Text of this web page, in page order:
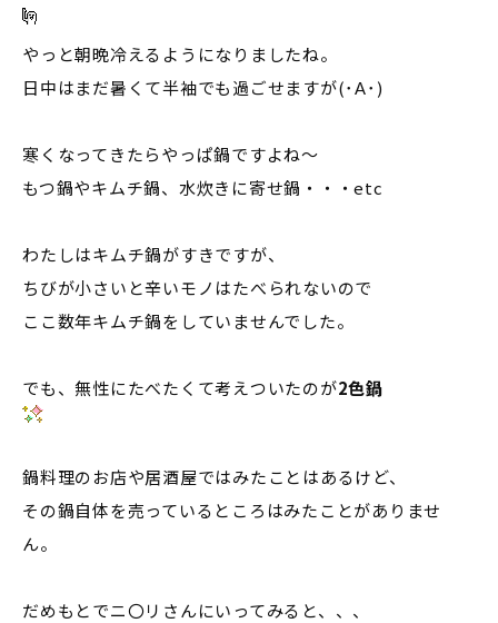
やっと朝晩冷えるようになりましたね。
日中はまだ暑くて半袖でも過ごせますが(･Α･)
寒くなってきたらやっぱ鍋ですよね～
もつ鍋やキムチ鍋、水炊きに寄せ鍋・・・etc
わたしはキムチ鍋がすきですが、
ちびが小さいと辛いモノはたべられないので
ここ数年キムチ鍋をしていませんでした。
でも、無性にたべたくて考えついたのが2色鍋
鍋料理のお店や居酒屋ではみたことはあるけど、
その鍋自体を売っているところはみたことがありませ
ん。
だめもとでニ〇リさんにいってみると、、、